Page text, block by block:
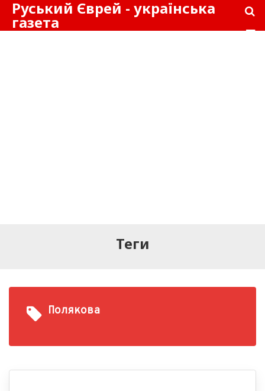
Руський Єврей - українська
газета
Теги
Полякова